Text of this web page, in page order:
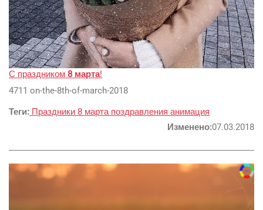
С праздником 8 марта!
4711 on-the-8th-of-march-2018
Теги: Праздники 8 марта поздравления анимация
Изменено:07.03.2018
SEO